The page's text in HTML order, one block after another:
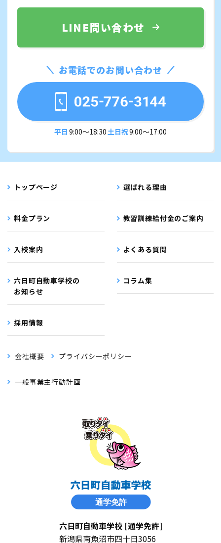
LINE問い合わせ
お電話でのお問い合わせ
平日 9:00〜18:30土日祝9:00〜17:00
トップページ 選ばれる理由
料金プラン 教習訓練給付金のご案内
入校案内 よくある質問
六日町自動車学校の
お知らせ
コラム集
採用情報
会社概要 プライバシーポリシー
一般事業主行動計画
六日町自動車学校 [通学免許]
新潟県南魚沼市四十日3056